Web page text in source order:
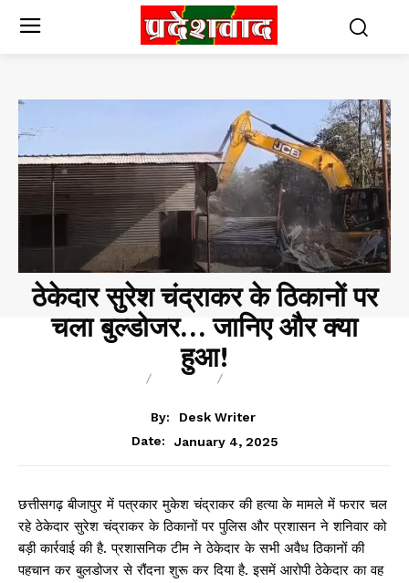
ठेकेदार सुरेश चंद्राकर के ठिकानों पर
चला बुल्डोजर… जानिए और क्या
हुआ!
BLOG
By:
Desk Writer
Date:
January 4, 2025
छत्तीसगढ़ बीजापुर में पत्रकार मुकेश चंद्राकर की हत्या के मामले में फरार चल
रहे ठेकेदार सुरेश चंद्राकर के ठिकानों पर पुलिस और प्रशासन ने शनिवार को
बड़ी कार्रवाई की है. प्रशासनिक टीम ने ठेकेदार के सभी अवैध ठिकानों की
पहचान कर बुलडोजर से रौंदना शुरू कर दिया है. इसमें आरोपी ठेकेदार का वह